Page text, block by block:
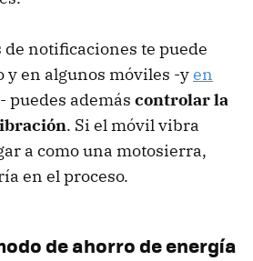
de notificaciones te puede
y en algunos móviles -yen
- puedes además controlar la
. Si el móvil vibra
a como una motosierra,
en el proceso.
de ahorro de energía